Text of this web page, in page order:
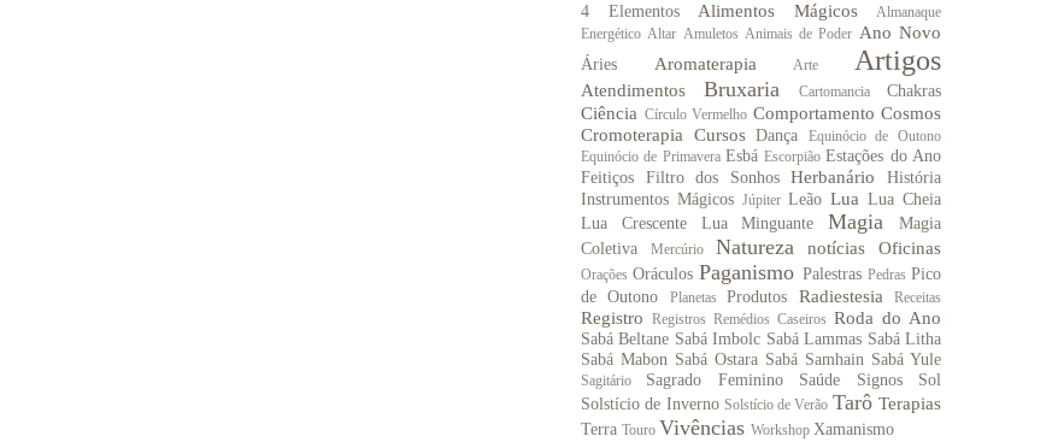
4 Elementos Alimentos Mágicos
Almanaque
Energético Altar Amuletos Animais de Poder Ano Novo
Áries Aromaterapia Arte Artigos
Atendimentos Bruxaria Cartomancia Chakras
Ciência Círculo Vermelho Comportamento Cosmos
Cromoterapia Cursos Dança
Equinócio de Outono
Equinócio de Primavera Esbá Escorpião Estações do Ano
Feitiços
Filtro dos Sonhos Herbanário
História
Instrumentos Mágicos Júpiter Leão Lua Lua Cheia
Lua Crescente
Lua Minguante Magia
Magia
Coletiva
Mercúrio Natureza notícias Oficinas
Orações Oráculos Paganismo Palestras Pedras Pico
de Outono
Planetas Produtos Radiestesia Receitas
Registro Registros Remédios Caseiros Roda do Ano
Sabá Beltane Sabá Imbolc Sabá Lammas Sabá Litha
Sabá Mabon Sabá Ostara Sabá Samhain Sabá Yule
Sagitário Sagrado Feminino Saúde Signos
Sol
Solstício de Inverno Solstício de Verão Tarô Terapias
Terra Touro Vivências Workshop Xamanismo